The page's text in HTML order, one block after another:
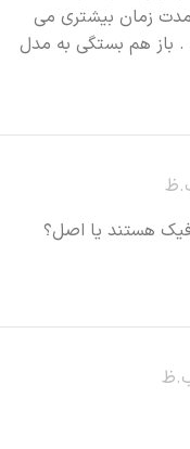
زمان بیشتری می
. باز هم بستگی به مدل
هستند یا اصل؟